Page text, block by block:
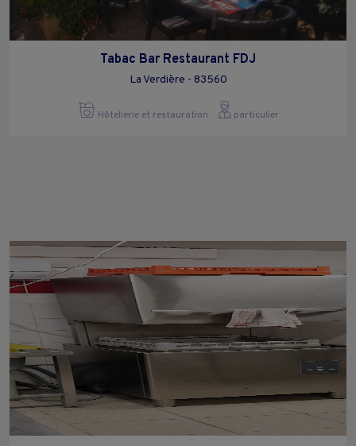
Tabac Bar Restaurant FDJ
La Verdière - 83560
Hôtellerie et restauration particulier